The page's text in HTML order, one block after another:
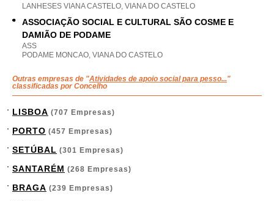
LANHESES VIANA CASTELO, VIANA DO CASTELO
ASSOCIAÇÃO SOCIAL E CULTURAL SÃO COSME E
DAMIÃO DE PODAME
ASS
PODAME MONCAO, VIANA DO CASTELO
Outras empresas de "Atividades de apoio social para pesso..."
classificadas por Concelho
LISBOA (707 Empresas)
PORTO (457 Empresas)
SETÚBAL (301 Empresas)
SANTARÉM (268 Empresas)
BRAGA (239 Empresas)